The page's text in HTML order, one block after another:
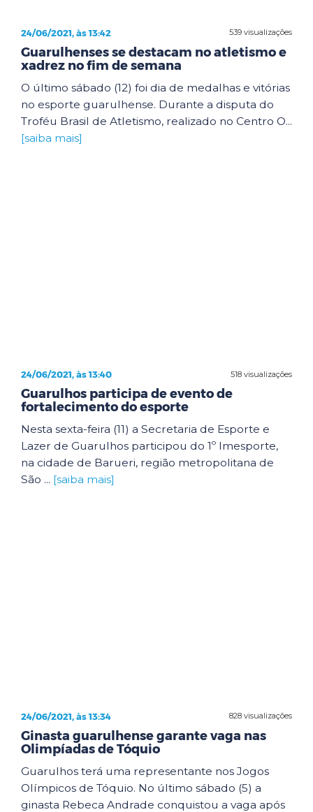
539 visualizações
24/06/2021, às 13:42
Guarulhenses se destacam no atletismo e
xadrez no fim de semana
O último sábado (12) foi dia de medalhas e vitórias
no esporte guarulhense. Durante a disputa do
Troféu Brasil de Atletismo, realizado no Centro O...
[saiba mais]
518 visualizações
24/06/2021, às 13:40
Guarulhos participa de evento de
fortalecimento do esporte
Nesta sexta-feira (11) a Secretaria de Esporte e
Lazer de Guarulhos participou do 1º Imesporte,
na cidade de Barueri, região metropolitana de
São ... [saiba mais]
828 visualizações
24/06/2021, às 13:34
Ginasta guarulhense garante vaga nas
Olimpíadas de Tóquio
Guarulhos terá uma representante nos Jogos
Olímpicos de Tóquio. No último sábado (5) a
ginasta Rebeca Andrade conquistou a vaga após